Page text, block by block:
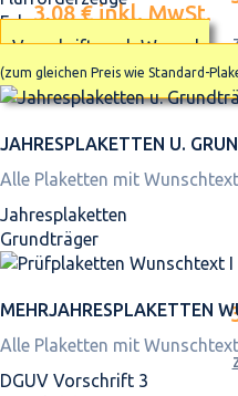
Fahrzeuge
Vorschrift nach Wunsch
(zum gleichen Preis wie Standard-
JAHRES­PLAKETTEN U.
Alle Plaketten mit
Jahresplaketten
Grundträger
MEHRJAHRES­PLAKETTEN
Alle Plaketten mit
DGUV Vorschrift 3
3,08 €inkl. MwSt.